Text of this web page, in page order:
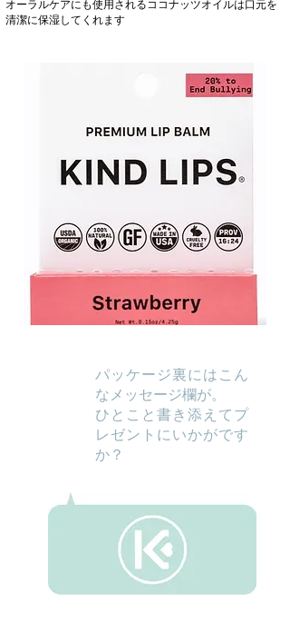
オーラルケアにも使用されるココナッツオイルは口元を
清潔に保湿してくれます
パッケージ裏にはこん
なメッセージ欄が。
ひとこと書き添えてプ
レゼントにいかがです
か？